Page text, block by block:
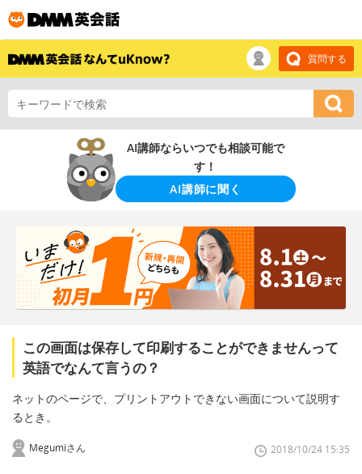
質問する
AI講師ならいつでも相談可能で
す！
AI講師に聞く
この画面は保存して印刷することができませんって
英語でなんて言うの？
ネットのページで、プリントアウトできない画面について説明す
るとき。
Megumiさん 2018/10/24 15:35